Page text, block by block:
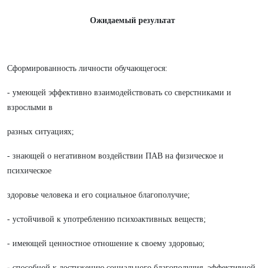
Ожидаемый результат
Сформированность личности обучающегося:
- умеющей эффективно взаимодействовать со сверстниками и
взрослыми в
разных ситуациях;
- знающей о негативном воздействии ПАВ на физическое и
психическое
здоровье человека и его социальное благополучие;
- устойчивой к употреблению психоактивных веществ;
- имеющей ценностное отношение к своему здоровью;